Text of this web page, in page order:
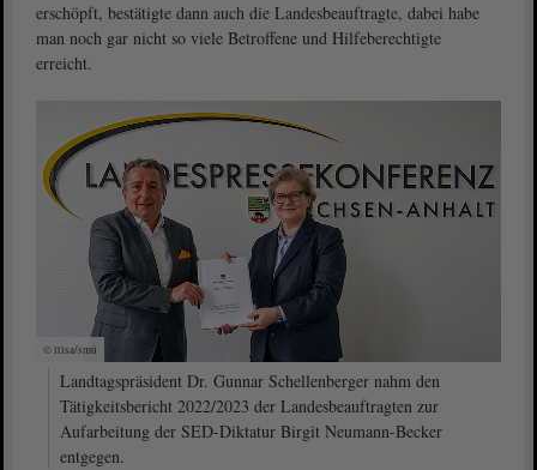
erschöpft, bestätigte dann auch die Landesbeauftragte, dabei habe
man noch gar nicht so viele Betroffene und Hilfeberechtigte
erreicht.
© ltlsa/smü
Landtagspräsident Dr. Gunnar Schellenberger nahm den
Tätigkeitsbericht 2022/2023 der Landesbeauftragten zur
Aufarbeitung der SED-Diktatur Birgit Neumann-Becker
entgegen.